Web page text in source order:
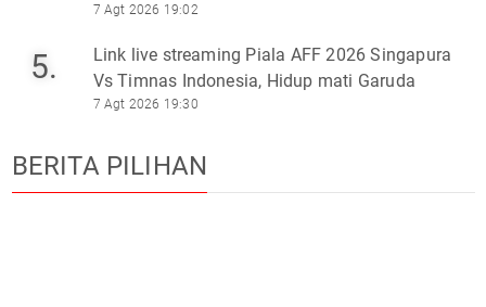
7 Agt 2026 19:02
5.
Link live streaming Piala AFF 2026 Singapura
Vs Timnas Indonesia, Hidup mati Garuda
7 Agt 2026 19:30
BERITA PILIHAN